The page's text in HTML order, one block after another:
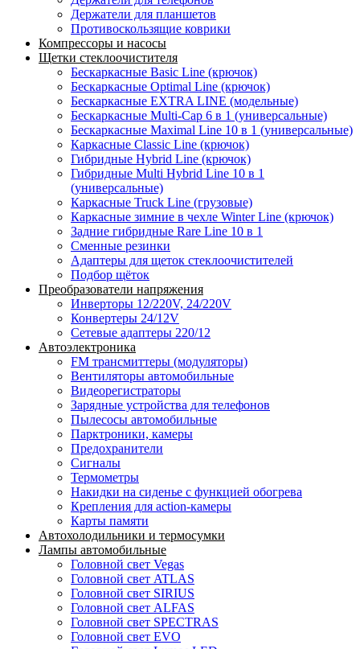
Держатели для планшетов
Противоскользящие коврики
Компрессоры и насосы
Щетки стеклоочистителя
Бескаркасные Basic Line (крючок)
Бескаркасные Optimal Line (крючок)
Бескаркасные EXTRA LINE (модельные)
Бескаркасные Multi-Cap 6 в 1 (универсальные)
Бескаркасные Maximal Line 10 в 1 (универсальные)
Каркасные Classic Line (крючок)
Гибридные Hybrid Line (крючок)
Гибридные Multi Hybrid Line 10 в 1
(универсальные)
Каркасные Truck Line (грузовые)
Каркасные зимние в чехле Winter Line (крючок)
Задние гибридные Rare Line 10 в 1
Сменные резинки
Адаптеры для щеток стеклоочистителей
Подбор щёток
Преобразователи напряжения
Инверторы 12/220V, 24/220V
Конвертеры 24/12V
Сетевые адаптеры 220/12
Автоэлектроника
FM трансмиттеры (модуляторы)
Вентиляторы автомобильные
Видеорегистраторы
Зарядные устройства для телефонов
Пылесосы автомобильные
Парктроники, камеры
Предохранители
Сигналы
Термометры
Накидки на сиденье с функцией обогрева
Крепления для action-камеры
Карты памяти
Автохолодильники и термосумки
Лампы автомобильные
Головной свет Vegas
Головной свет ATLAS
Головной свет SIRIUS
Головной свет ALFAS
Головной свет SPECTRAS
Головной свет EVO